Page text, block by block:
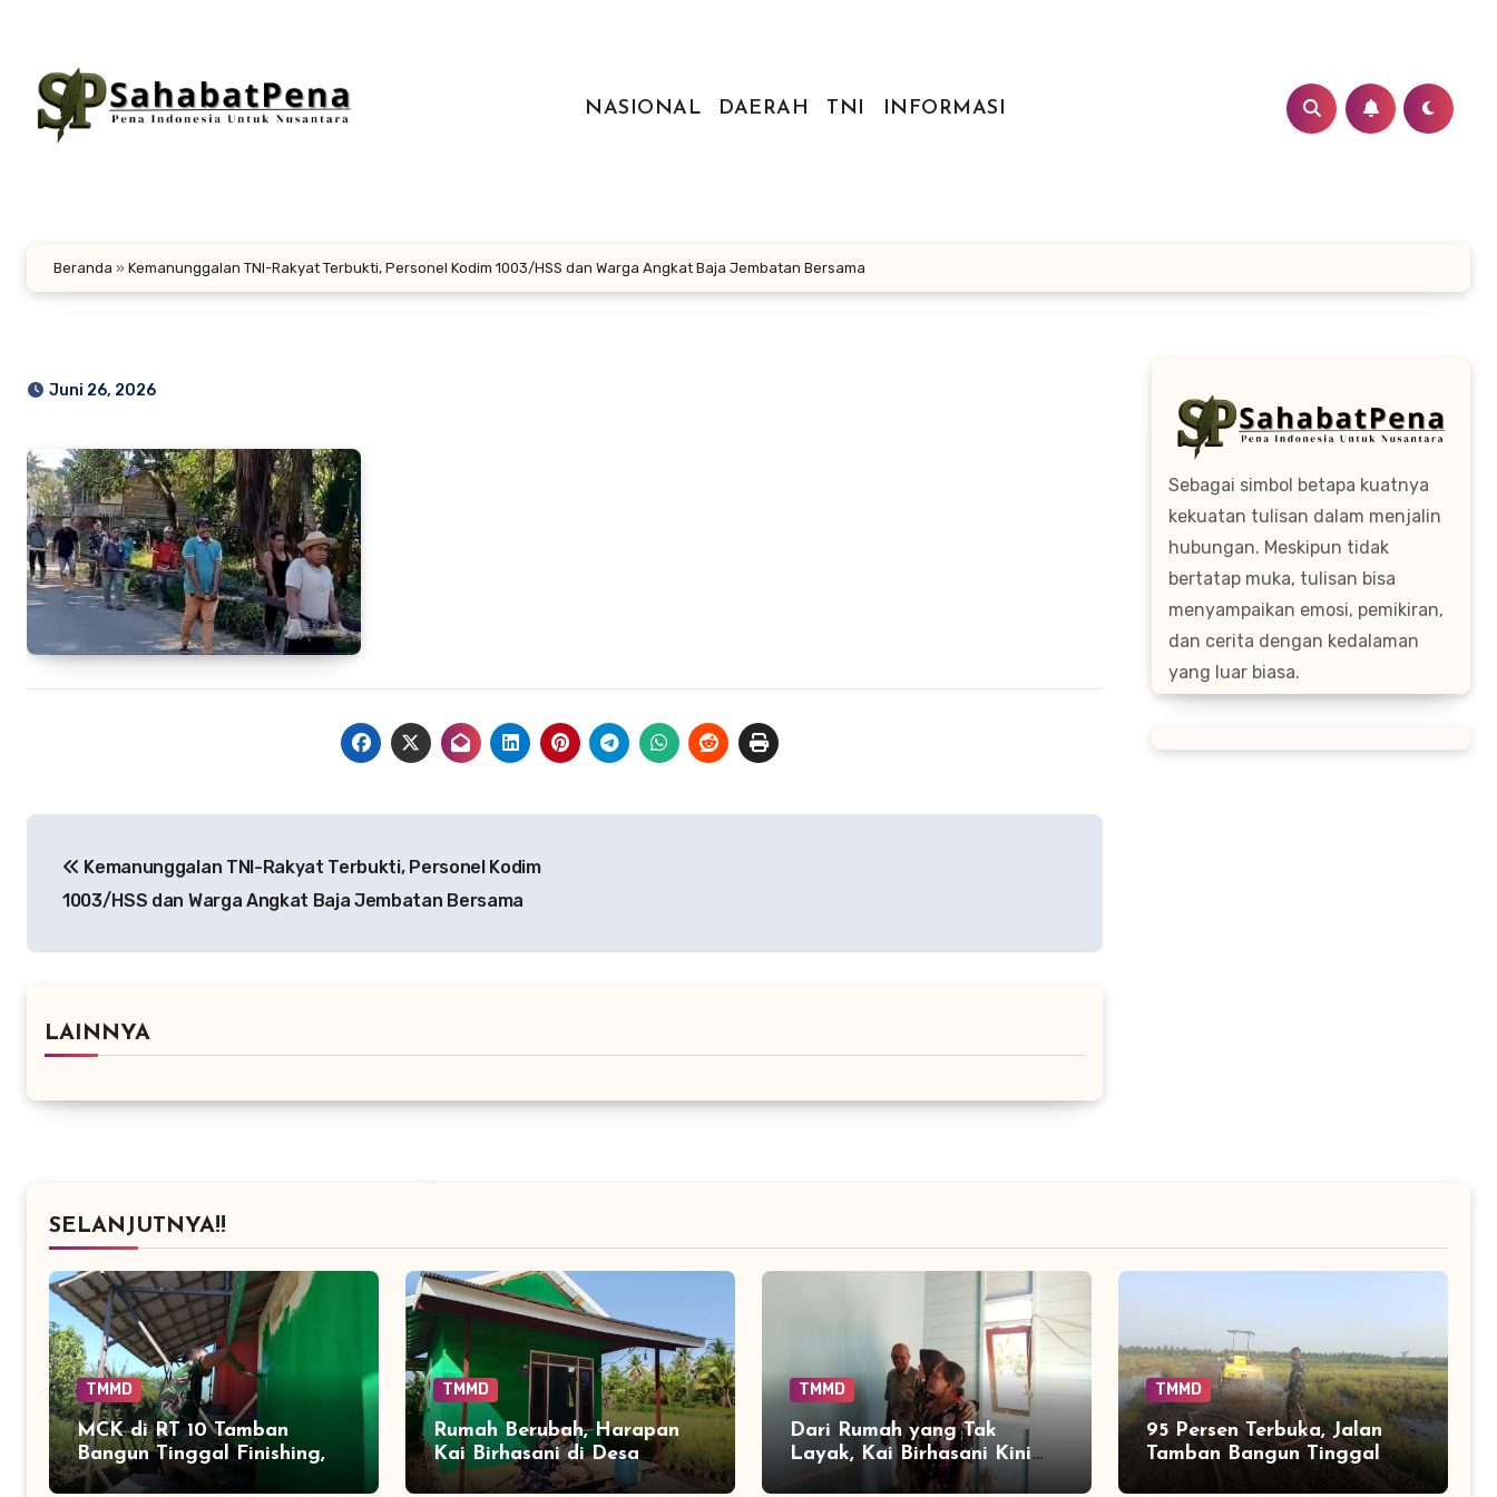
konten
NASIONAL
DAERAH TNI INFORMASI
Beranda » Kemanunggalan TNI-Rakyat Terbukti, Personel Kodim 1003/HSS dan Warga Angkat Baja Jembatan Bersama
Juni 26, 2026
pos Kemanunggalan TNI-Rakyat Terbukti, Personel Kodim
1003/HSS dan Warga Angkat Baja Jembatan Bersama
LAINNYA
Sebagai simbol betapa kuatnya
kekuatan tulisan dalam menjalin
hubungan. Meskipun tidak
bertatap muka, tulisan bisa
menyampaikan emosi, pemikiran,
dan cerita dengan kedalaman
yang luar biasa.
SELANJUTNYA!!
TMMD
MCK di RT 10 Tamban
Bangun Tinggal Finishing,
Kenyamanan Warga Segera
TMMD
Rumah Berubah, Harapan
Kai Birhasani di Desa
Tamban Bangun Ikut
TMMD
Dari Rumah yang Tak
Layak, Kai Birhasani Kini
Tersenyum Melihat Tempat
TMMD
95 Persen Terbuka, Jalan
Tamban Bangun Tinggal
Menyelesaikan Ujung